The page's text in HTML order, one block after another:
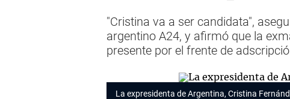
"Cristina va a ser candidata",
argentino A24, y afirmó que la
presente por el frente de
La expresidenta de Argentina, Cristina